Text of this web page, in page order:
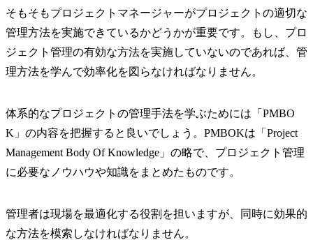
そもそもプロジェクトマネージャーがプロジェクトの適切な
管理方法を実施できているかどうかが重要です。もし、プロ
ジェクト管理の有効な方法を実施していないのであれば、管
理方法を学んで効率化を図らなければなりません。
体系的なプロジェクトの管理手法を学ぶためには「PMBO
K」の内容を把握すると良いでしょう。PMBOKは「Project
Management Body Of Knowledge」の略で、プロジェクト管理
に必要なノウハウや知識をまとめたものです。
管理者は現場を最適化する役割を担いますが、同時に効果的
な方法を模索しなければなりません。